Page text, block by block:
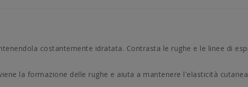
costantemente idratata. Contrasta le rughe e le linee di
la formazione delle rughe e aiuta a mantenere l'elasticità